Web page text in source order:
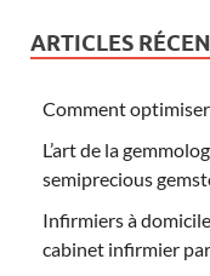
ARTICLES
Comment optimiser
L’art de la
semiprecious
Infirmiers à
cabinet infirmier